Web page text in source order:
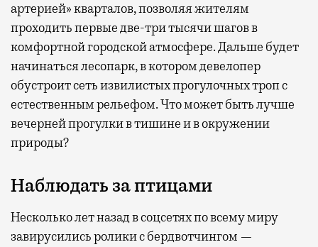
артерией» кварталов, позволяя жителям
проходить первые две-три тысячи шагов в
комфортной городской атмосфере. Дальше будет
начинаться лесопарк, в котором девелопер
обустроит сеть извилистых прогулочных троп с
естественным рельефом. Что может быть лучше
вечерней прогулки в тишине и в окружении
природы?
Наблюдать за птицами
Несколько лет назад в соцсетях по всему миру
завирусились ролики с бердвотчингом —